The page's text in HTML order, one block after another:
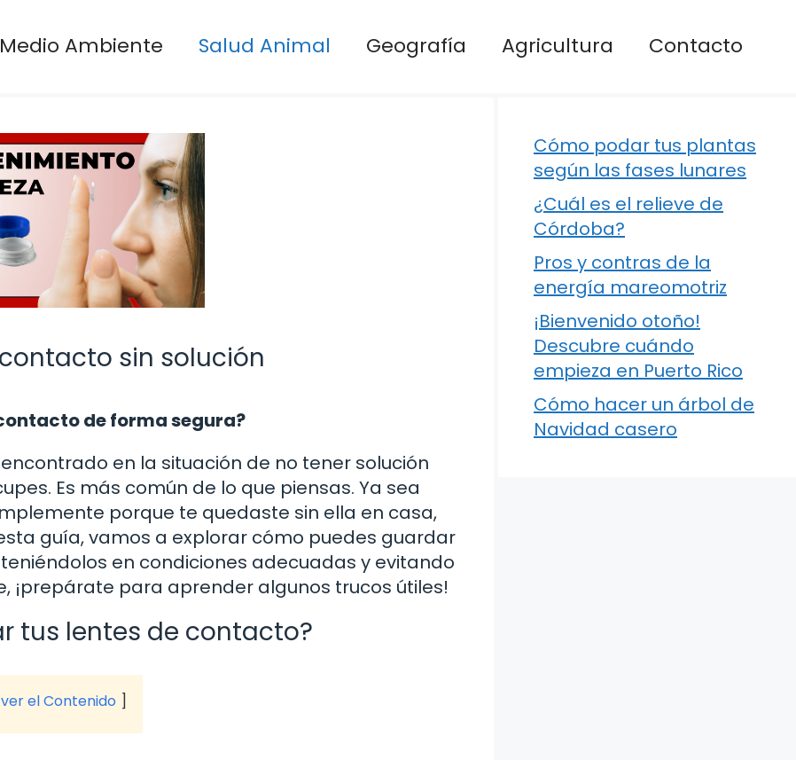
Medio Ambiente Salud Animal Geografía Agricultura Contacto
sin solución
de forma segura?
en la situación de no tener solución
Es más común de lo que piensas. Ya sea
porque te quedaste sin ella en casa,
guía, vamos a explorar cómo puedes guardar
en condiciones adecuadas y evitando
¡prepárate para aprender algunos trucos útiles!
tus lentes de contacto?
el Contenido
Cómo podar tus plantas
según las fases lunares
¿Cuál es el relieve de
Córdoba?
Pros y contras de la
energía mareomotriz
¡Bienvenido otoño!
Descubre cuándo
empieza en Puerto Rico
Cómo hacer un árbol de
Navidad casero